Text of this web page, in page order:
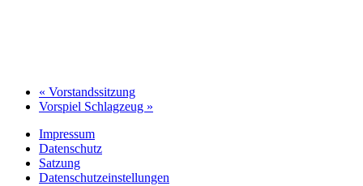
« Vorstandssitzung
Vorspiel Schlagzeug »
Impressum
Datenschutz
Satzung
Datenschutzeinstellungen